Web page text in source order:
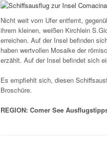
Nicht weit vom Ufer entfernt,
ihrem kleinen, weißen Kirchlein
erreichen. Auf der Insel befinden
haben wertvollen Mosaike der
erzählt. Auf der Insel befindet sich
Es empfiehlt sich, diesen
Broschüre.
REGION: Comer See